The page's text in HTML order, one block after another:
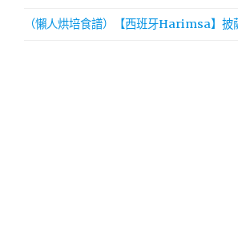
（懶人烘培食譜）【西班牙Harimsa】披